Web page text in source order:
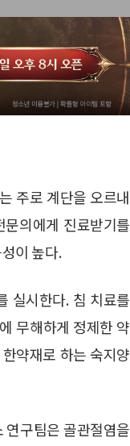
주로 계단을 오르내
의에게 진료받기를
이 높다.
실시한다. 침 치료를
무해하게 정제한 약
약재로 하는 숙지양
연구팀은 골관절염을